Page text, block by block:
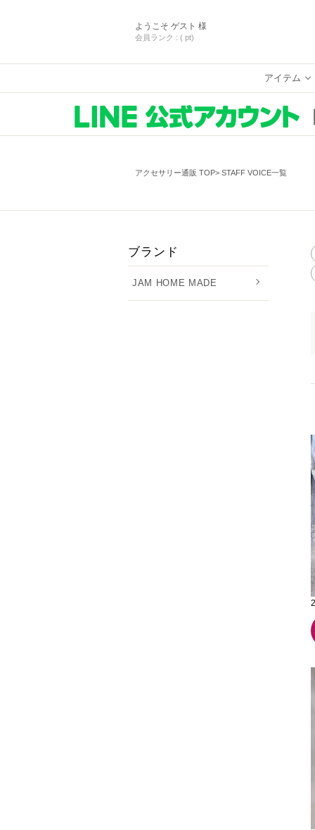
ようこそ ゲスト 様
会員ランク : ( pt)
アイテム
アクセサリー通販 TOP STAFF VOICE一覧
ブランド
JAM HOME MADE